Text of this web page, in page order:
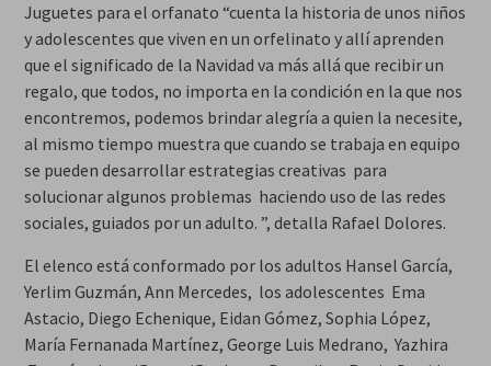
Juguetes para el orfanato “cuenta la historia de unos niños
y adolescentes que viven en un orfelinato y allí aprenden
que el significado de la Navidad va más allá que recibir un
regalo, que todos, no importa en la condición en la que nos
encontremos, podemos brindar alegría a quien la necesite,
al mismo tiempo muestra que cuando se trabaja en equipo
se pueden desarrollar estrategias creativas para
solucionar algunos problemas haciendo uso de las redes
sociales, guiados por un adulto. ”, detalla Rafael Dolores.
El elenco está conformado por los adultos Hansel García,
Yerlim Guzmán, Ann Mercedes, los adolescentes Ema
Astacio, Diego Echenique, Eidan Gómez, Sophia López,
María Fernanada Martínez, George Luis Medrano, Yazhira